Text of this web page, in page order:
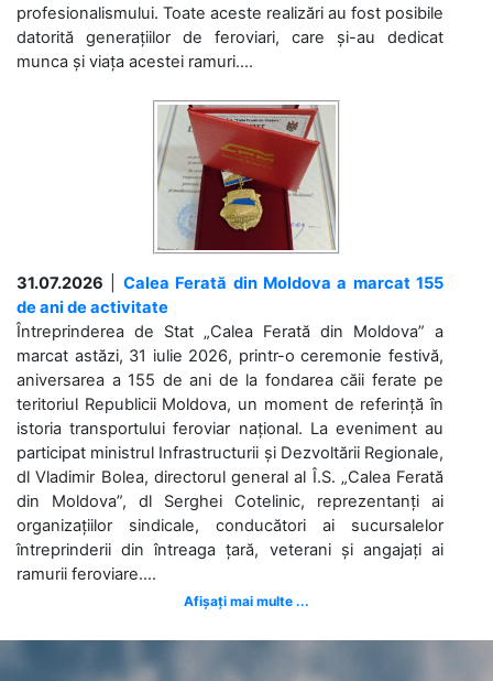
profesionalismului. Toate aceste realizări au fost posibile
datorită generațiilor de feroviari, care și-au dedicat
munca și viața acestei ramuri....
31.07.2026
Calea Ferată din Moldova a marcat 155
de ani de activitate
Întreprinderea de Stat „Calea Ferată din Moldova” a
marcat astăzi, 31 iulie 2026, printr-o ceremonie festivă,
aniversarea a 155 de ani de la fondarea căii ferate pe
teritoriul Republicii Moldova, un moment de referință în
istoria transportului feroviar național. La eveniment au
participat ministrul Infrastructurii și Dezvoltării Regionale,
dl Vladimir Bolea, directorul general al Î.S. „Calea Ferată
din Moldova”, dl Serghei Cotelinic, reprezentanți ai
organizațiilor sindicale, conducători ai sucursalelor
întreprinderii din întreaga țară, veterani și angajați ai
ramurii feroviare....
Afișați mai multe ...